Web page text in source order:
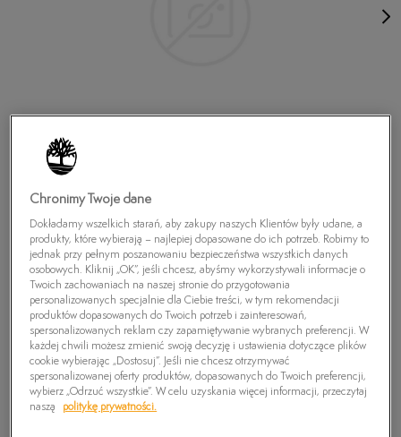
TIMBERLAND KILLINGTON H&L 2STRAP CHK
149,99zł
PRODUKT NIEDOSTĘPNY
Chronimy Twoje dane
Dokładamy wszelkich starań, aby zakupy naszych Klientów były udane, a
produkty, które wybierają – najlepiej dopasowane do ich potrzeb. Robimy to
jednak przy pełnym poszanowaniu bezpieczeństwa wszystkich danych
osobowych. Kliknij „OK”, jeśli chcesz, abyśmy wykorzystywali informacje o
Twoich zachowaniach na naszej stronie do przygotowania
personalizowanych specjalnie dla Ciebie treści, w tym rekomendacji
produktów dopasowanych do Twoich potrzeb i zainteresowań,
spersonalizowanych reklam czy zapamiętywanie wybranych preferencji. W
każdej chwili możesz zmienić swoją decyzję i ustawienia dotyczące plików
cookie wybierając „Dostosuj”. Jeśli nie chcesz otrzymywać
spersonalizowanej oferty produktów, dopasowanych do Twoich preferencji,
wybierz „Odrzuć wszystkie”. W celu uzyskania więcej informacji, przeczytaj
naszą
politykę prywatności.